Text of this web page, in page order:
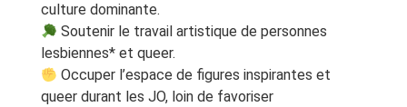
culture dominante.
Soutenir le travail artistique de personnes
lesbiennes* et queer.
Occuper l’espace de figures inspirantes et
queer durant les JO, loin de favoriser